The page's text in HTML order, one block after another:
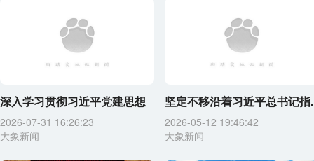
深入学习贯彻习近平党建思想
2026-07-31 16:26:23
大象新闻
坚定不移沿着习近平总书记指
2026-05-12 19:46:42
大象新闻